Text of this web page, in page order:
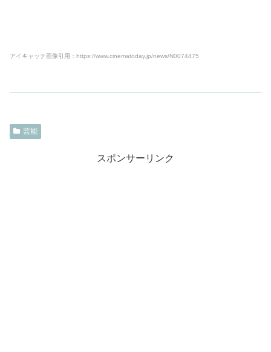
アイキャッチ画像引用：https://www.cinematoday.jp/news/N0074475
芸能
スポンサーリンク